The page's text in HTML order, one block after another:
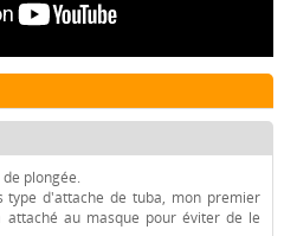
plongée.
d'attache de tuba, mon premier
au masque pour éviter de le